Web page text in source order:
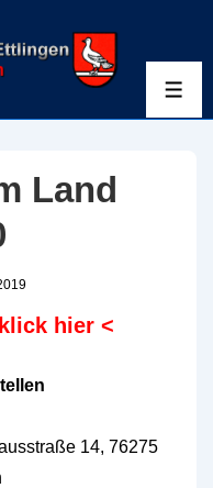
Land
hier <
14, 76275